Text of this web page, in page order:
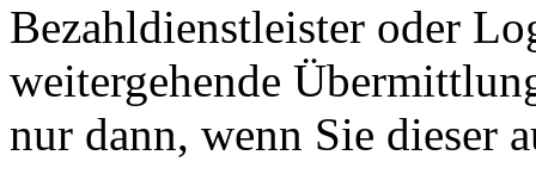
Bezahldienstleister oder
weitergehende
nur dann, wenn Sie dieser